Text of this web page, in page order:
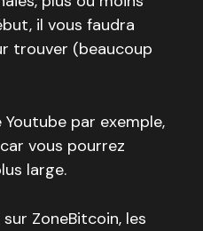
il vous faudra
trouver (beaucoup
par exemple,
vous pourrez
large.
ZoneBitcoin, les